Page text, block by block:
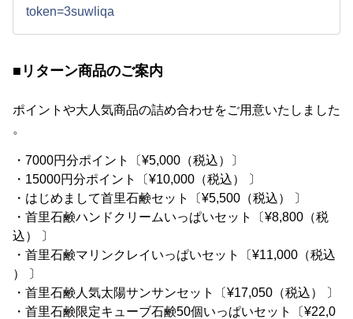
token=3suwliqa
■リターン商品のご案内
ポイントや大人気商品の詰め合わせをご用意いたしました
。
・7000円分ポイント〔¥5,000（税込）〕
・15000円分ポイント〔¥10,000（税込） 〕
・はじめまして首里石鹸セット〔¥5,500（税込） 〕
・首里石鹸ハンドクリームいっぱいセット〔¥8,800（税
込） 〕
・首里石鹸マリンクレイいっぱいセット〔¥11,000（税込
） 〕
・首里石鹸人気太陽サンサンセット〔¥17,050（税込） 〕
・首里石鹸限定キューブ石鹸50個いっぱいセット〔¥22,0